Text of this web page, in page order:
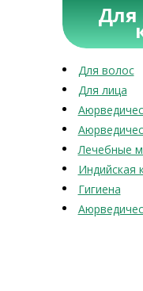
Для
Для волос
Для лица
Лечебные
Индийская
Гигиена